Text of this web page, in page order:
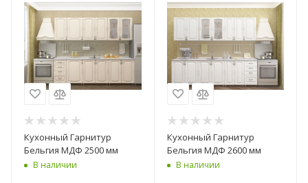
Кухонный Гарнитур
Бельгия МДФ 2500 мм
В наличии
Кухонный Гарнитур
Бельгия МДФ 2600 мм
В наличии